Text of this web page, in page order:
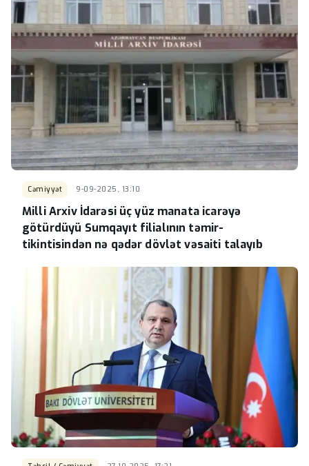
Cəmiyyət 9-09-2025, 13:10
Milli Arxiv İdarəsi üç yüz manata icarəyə
götürdüyü Sumqayıt filialının təmir-
tikintisindən nə qədər dövlət vəsaiti talayıb